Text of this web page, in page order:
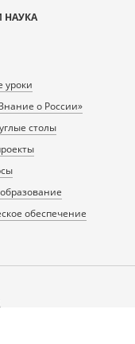
НАУКА
уроки
о России»
столы
обеспечение